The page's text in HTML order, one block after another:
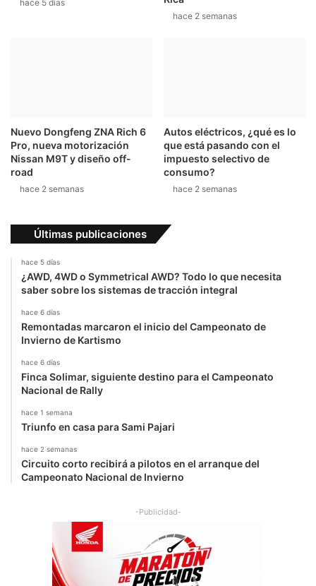
o
C
3
hace 5 días
hace 2 semanas
Nuevo Dongfeng ZNA Rich 6
Pro, nueva motorización
Nissan M9T y diseño off-
road
hace 2 semanas
Autos eléctricos, ¿qué es lo
que está pasando con el
impuesto selectivo de
consumo?
hace 2 semanas
Últimas publicaciones
hace 5 días
¿AWD, 4WD o Symmetrical AWD? Todo lo que necesita
saber sobre los sistemas de tracción integral
hace 6 días
Remontadas marcaron el inicio del Campeonato de
Invierno de Kartismo
hace 6 días
Finca Solimar, siguiente destino para el Campeonato
Nacional de Rally
hace 1 semana
Triunfo en casa para Sami Pajari
hace 2 semanas
Circuito corto recibirá a pilotos en el arranque del
Campeonato Nacional de Invierno
-Publicidad-